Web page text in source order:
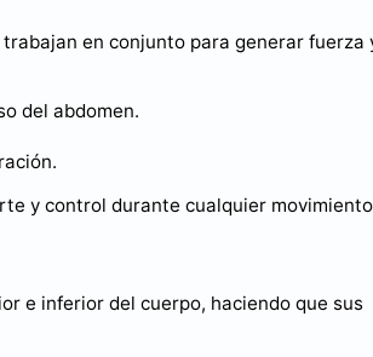
en conjunto para generar fuerza
del abdomen.
y control durante cualquier
e inferior del cuerpo, haciendo que sus